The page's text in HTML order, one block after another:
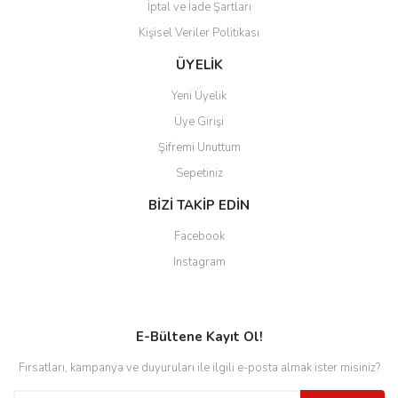
İptal ve İade Şartları
Kişisel Veriler Politikası
ÜYELİK
Yeni Üyelik
Üye Girişi
Şifremi Unuttum
Sepetiniz
BİZİ TAKİP EDİN
Facebook
Instagram
E-Bültene Kayıt Ol!
Fırsatları, kampanya ve duyuruları ile ilgili e-posta almak ister misiniz?